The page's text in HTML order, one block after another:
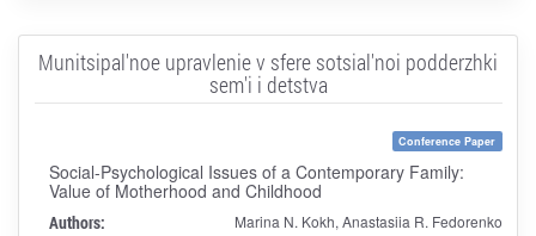
Munitsipal'noe upravlenie v sfere sotsial'noi podderzhki
sem'i i detstva
Conference Paper
Social-Psychological Issues of a Contemporary Family:
Value of Motherhood and Childhood
Authors: Marina N. Kokh, Anastasiia R. Fedorenko